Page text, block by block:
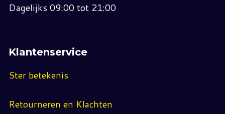
Dagelijks 09:00 tot 21:00
Klantenservice
Ster betekenis
Retourneren en Klachten